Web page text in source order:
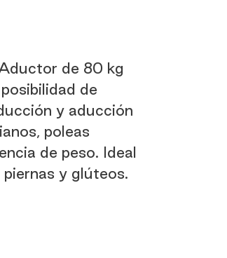
de 80 kg
de
y aducción
poleas
de peso. Ideal
y glúteos.